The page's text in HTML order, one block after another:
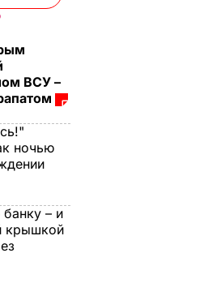
ВСУ –
ночью
– и
крышкой